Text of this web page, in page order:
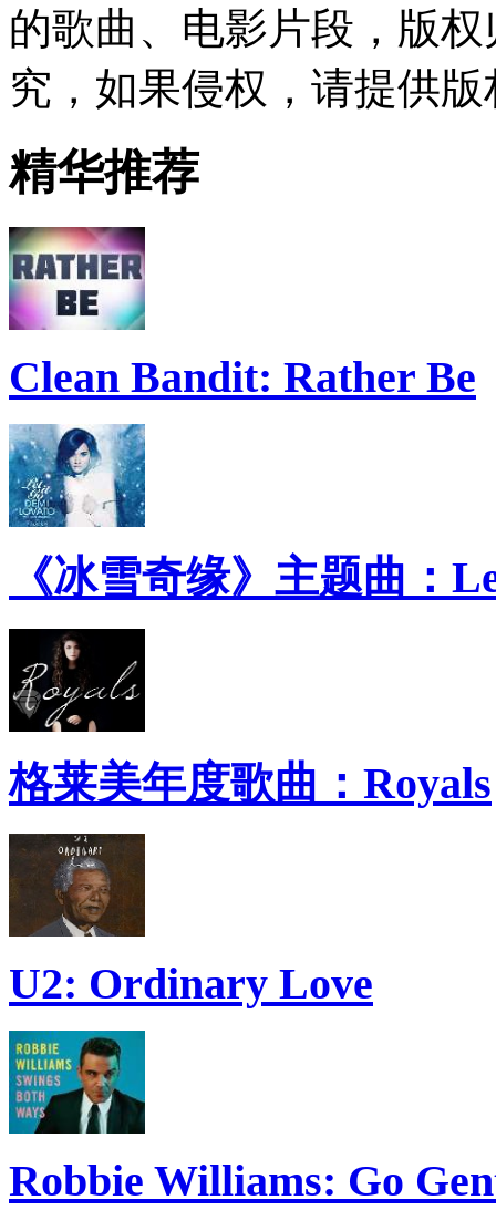
的歌曲、电影片段，版
究，如果侵权，请提供
精华推荐
Clean Bandit: Rather Be
《冰雪奇缘》主题曲：
格莱美年度歌曲：Royals
U2: Ordinary Love
Robbie Williams: Go